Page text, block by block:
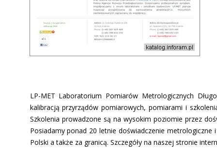
LP-MET Laboratorium Pomiarów Metrologicznych
kalibracją przyrządów pomiarowych, pomiarami i
Szkolenia prowadzone są na wysokim poziomie przez
Posiadamy ponad 20 letnie doświadczenie metrologiczne
Polski a także za granicą. Szczegóły na naszej stronie